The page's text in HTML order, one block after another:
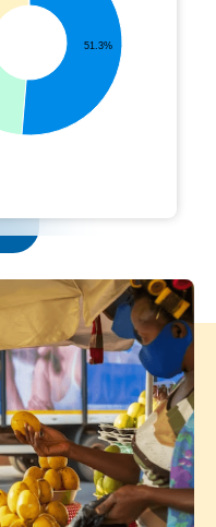
51.3%